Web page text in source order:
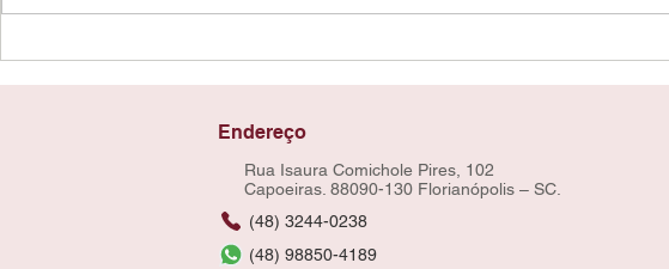
Endereço
Rua Isaura Comichole Pires, 102
Capoeiras. 88090-130 Florianópolis – SC.
(48) 3244-0238
(48) 98850-4189